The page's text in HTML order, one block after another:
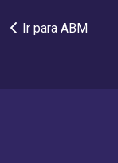
Ir para ABM